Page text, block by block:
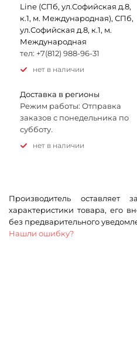
Line (СПб, ул.Софийская д.8,
к.1, м. Международная), СПб,
ул.Софийская д.8, к.1, м.
Международная
тел: +7(812) 988-96-31
Нет в наличии
Доставка в регионы
Режим работы: Отправка
заказов с понедельника по
субботу.
Нет в наличии
Производитель
характеристики товара, его
без предварительного
Нашли ошибку?